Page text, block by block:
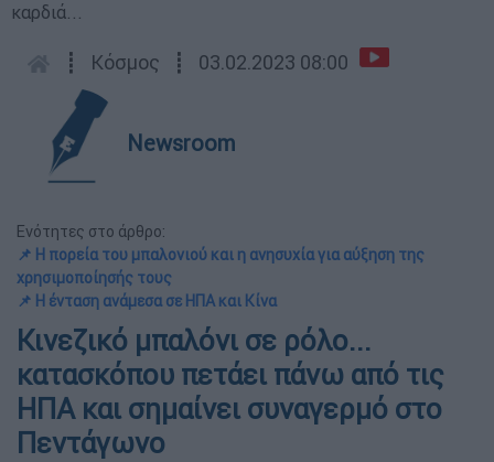
καρδιά...
┋ Κόσμος ┋ 03.02.2023 08:00
Newsroom
Ενότητες στο άρθρο:
📌 Η πορεία του μπαλονιού και η ανησυχία για αύξηση της
χρησιμοποίησής τους
📌 Η ένταση ανάμεσα σε ΗΠΑ και Κίνα
Κινεζικό μπαλόνι σε ρόλο...
κατασκόπου πετάει πάνω από τις
ΗΠΑ και σημαίνει συναγερμό στο
Πεντάγωνο